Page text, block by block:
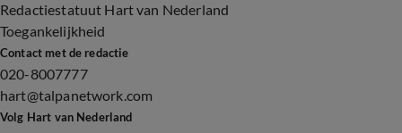
Redactiestatuut Hart van Nederland
Toegankelijkheid
Contact met de redactie
020-8007777
hart@talpanetwork.com
Volg Hart van Nederland